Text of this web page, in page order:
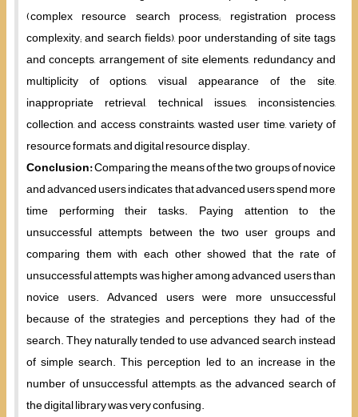
(complex resource search process; registration process
complexity; and search fields), poor understanding of site tags
and concepts, arrangement of site elements, redundancy and
multiplicity of options, visual appearance of the site,
inappropriate retrieval, technical issues, inconsistencies,
collection, and access constraints, wasted user time, variety of
resource formats, and digital resource display.
Conclusion:Comparing the means of the two groups of novice
and advanced users indicates that advanced users spend more
time performing their tasks. Paying attention to the
unsuccessful attempts between the two user groups and
comparing them with each other showed that the rate of
unsuccessful attempts was higher among advanced users than
novice users. Advanced users were more unsuccessful
because of the strategies and perceptions they had of the
search. They naturally tended to use advanced search instead
of simple search. This perception led to an increase in the
number of unsuccessful attempts, as the advanced search of
the digital library was very confusing.